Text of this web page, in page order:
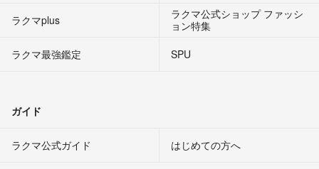
ラクマplus
ラクマ公式ショップ ファッシ
ョン特集
ラクマ最強鑑定
SPU
ガイド
ラクマ公式ガイド はじめての方へ